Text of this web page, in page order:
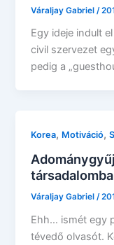
Váraljay Gabriel /
Egy ideje indult
civil szervezet
pedig a
Korea, Motiváció,
Váraljay Gabriel/
Ehh… ismét egy
tévedő olvasót.